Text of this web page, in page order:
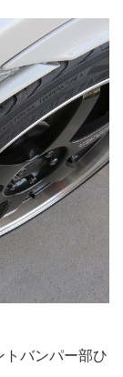
トバンパー部ひ